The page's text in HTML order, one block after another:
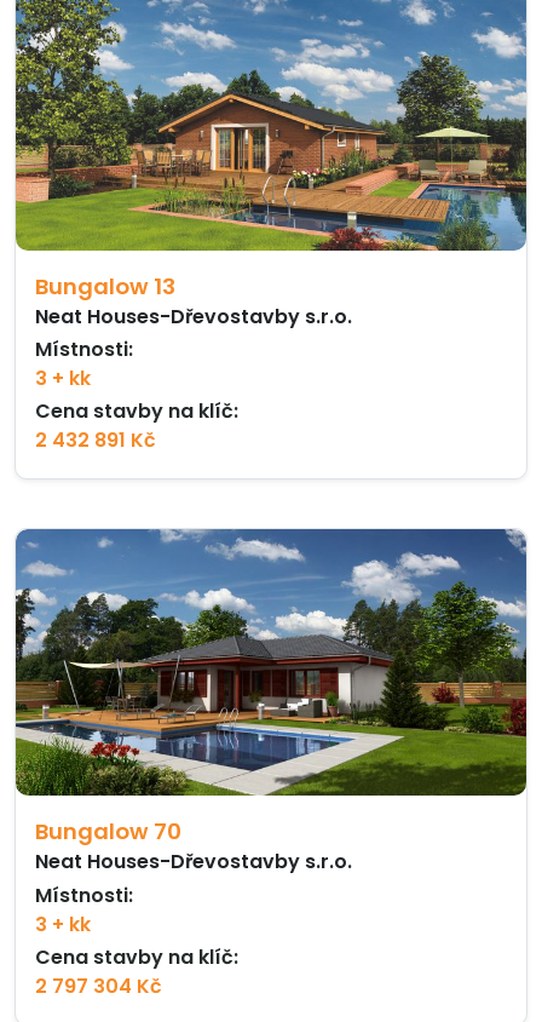
Bungalow 13
Neat Houses-Dřevostavby s.r.o.
Místnosti:
3 + kk
Cena stavby na klíč:
2 432 891 Kč
Bungalow 70
Neat Houses-Dřevostavby s.r.o.
Místnosti:
3 + kk
Cena stavby na klíč:
2 797 304 Kč